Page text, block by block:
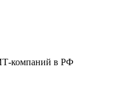
компаний в РФ